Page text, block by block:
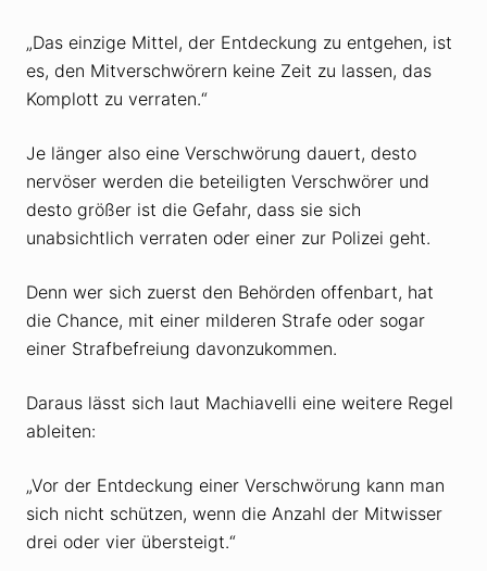
„Das einzige Mittel, der Entdeckung zu entgehen, ist
es, den Mitverschwörern keine Zeit zu lassen, das
Komplott zu verraten.“
Je länger also eine Verschwörung dauert, desto
nervöser werden die beteiligten Verschwörer und
desto größer ist die Gefahr, dass sie sich
unabsichtlich verraten oder einer zur Polizei geht.
Denn wer sich zuerst den Behörden offenbart, hat
die Chance, mit einer milderen Strafe oder sogar
einer Strafbefreiung davonzukommen.
Daraus lässt sich laut Machiavelli eine weitere Regel
ableiten:
„Vor der Entdeckung einer Verschwörung kann man
sich nicht schützen, wenn die Anzahl der Mitwisser
drei oder vier übersteigt.“